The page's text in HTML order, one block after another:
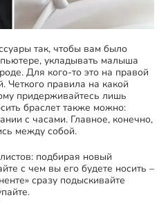
так, чтобы вам было
укладывать малыша
Для кого-то это на правой
Четкого правила на какой
придерживайтесь лишь
браслет также можно:
с часами. Главное, конечно,
между собой.
подбирая новый
с чем вы его будете носить –
сразу подыскивайте